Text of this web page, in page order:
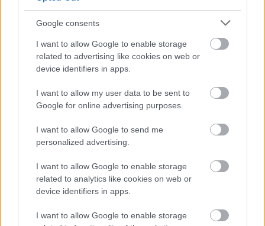
Google consents
I want to allow Google to enable storage
related to advertising like cookies on web or
device identifiers in apps.
I want to allow my user data to be sent to
Google for online advertising purposes.
I want to allow Google to send me
personalized advertising.
I want to allow Google to enable storage
related to analytics like cookies on web or
device identifiers in apps.
I want to allow Google to enable storage
tylko mecze wyjazdowe możecie natomiast sprawdzić jak spisuje się klub
PKS UNUM Babice.
Jarosław > Klasa B Przeworsk - sytuacja w tabeli
Przed meczami 18. kolejki - Jarosław > Klasa B Przeworsk gospodarze
(Gacovia Gać) zajmują8. miejscew tabeli. Goście (PKS UNUM Babice)
Poniżej znajdziesz także ostatnie mecze obu drużyn oraz statystyki
bramkowe.
Gacovia Gać vs. PKS UNUM Babice - relacja, wynik na żywo,
transmisja
Wynik meczu Gacovia Gać - PKS UNUM Babice znajdziesz na naszej
stronie zaraz po jego zakończeniu. Jeżeli szukasz informacji meczowych,
zajrzyj tutaj:Gacovia Gać vs. PKS UNUM Babice - wynik, składy,
strzelcy
Jeżeli w internecie lub TV dostępna jest
albo innych spotkań Jarosław >
Klasa B Przeworsk na pewno znajdziesz takie informacje na naszym